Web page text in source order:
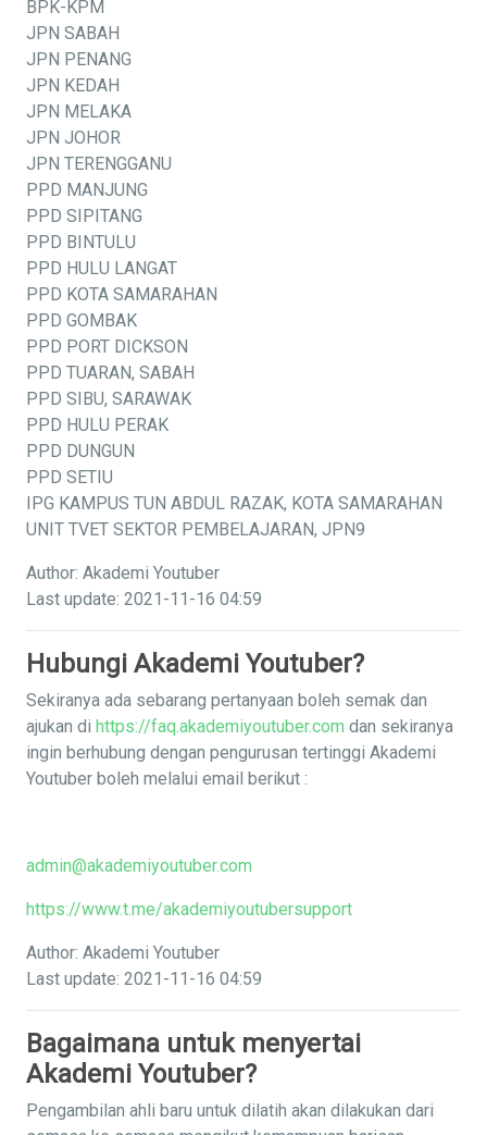
BPK-KPM
JPN SABAH
JPN PENANG
JPN KEDAH
JPN MELAKA
JPN JOHOR
JPN TERENGGANU
PPD MANJUNG
PPD SIPITANG
PPD BINTULU
PPD HULU LANGAT
PPD KOTA SAMARAHAN
PPD GOMBAK
PPD PORT DICKSON
PPD TUARAN, SABAH
PPD SIBU, SARAWAK
PPD HULU PERAK
PPD DUNGUN
PPD SETIU
IPG KAMPUS TUN ABDUL RAZAK, KOTA SAMARAHAN
UNIT TVET SEKTOR PEMBELAJARAN, JPN9
Author: Akademi Youtuber
Last update: 2021-11-16 04:59
Hubungi Akademi Youtuber?
Sekiranya ada sebarang pertanyaan boleh semak dan
ajukan di https://faq.akademiyoutuber.com dan sekiranya
ingin berhubung dengan pengurusan tertinggi Akademi
Youtuber boleh melalui email berikut :
admin@akademiyoutuber.com
https://www.t.me/akademiyoutubersupport
Author: Akademi Youtuber
Last update: 2021-11-16 04:59
Bagaimana untuk menyertai
Akademi Youtuber?
Pengambilan ahli baru untuk dilatih akan dilakukan dari